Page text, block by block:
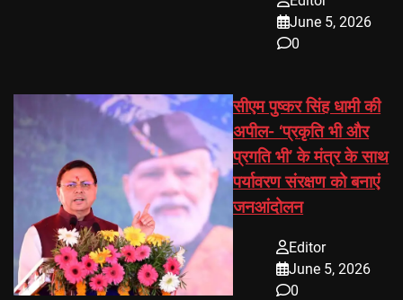
June 5, 2026
0
सीएम पुष्कर सिंह धामी की
अपील- ‘प्रकृति भी और
प्रगति भी’ के मंत्र के साथ
पर्यावरण संरक्षण को बनाएं
जनआंदोलन
Editor
June 5, 2026
0